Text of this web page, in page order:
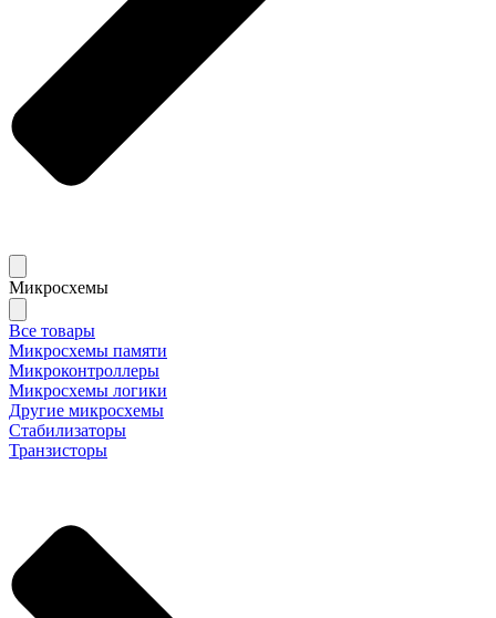
Микросхемы
Все товары
Микросхемы памяти
Микроконтроллеры
Микросхемы логики
Другие микросхемы
Стабилизаторы
Транзисторы